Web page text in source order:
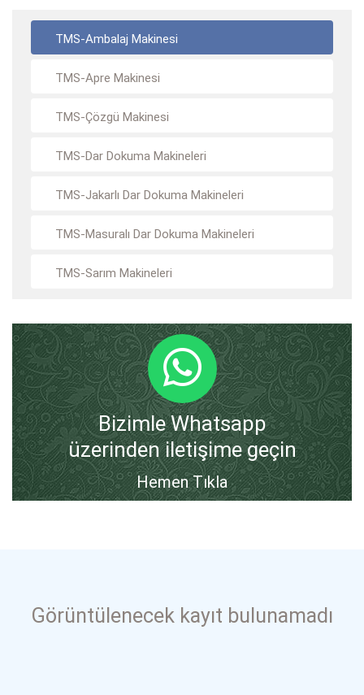
TMS-Ambalaj Makinesi
TMS-Apre Makinesi
TMS-Çözgü Makinesi
TMS-Dar Dokuma Makineleri
TMS-Jakarlı Dar Dokuma Makineleri
TMS-Masuralı Dar Dokuma Makineleri
TMS-Sarım Makineleri
Bizimle Whatsapp
üzerinden iletişime geçin
Hemen Tıkla
Görüntülenecek kayıt bulunamadı